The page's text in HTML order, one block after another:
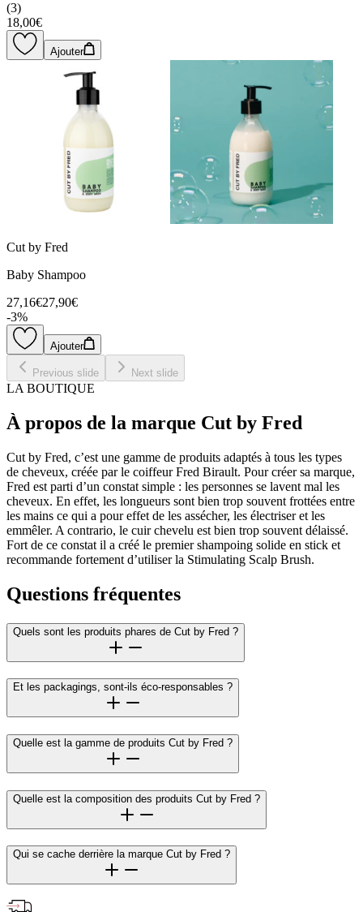
(3)
18,00€
Ajouter
Cut by Fred
Baby Shampoo
27,16€27,90€
-3%
Ajouter
Previous slide Next slide
LA BOUTIQUE
À propos de la marque Cut by Fred
Cut by Fred, c’est une gamme de produits adaptés à tous les types
de cheveux, créée par le coiffeur Fred Birault. Pour créer sa marque,
Fred est parti d’un constat simple : les personnes se lavent mal les
cheveux. En effet, les longueurs sont bien trop souvent frottées entre
les mains ce qui a pour effet de les assécher, les électriser et les
emmêler. A contrario, le cuir chevelu est bien trop souvent délaissé.
Fort de ce constat il a créé le premier shampoing solide en stick et
recommande fortement d’utiliser la Stimulating Scalp Brush.
Questions fréquentes
Quels sont les produits phares de Cut by Fred ?
Et les packagings, sont-ils éco-responsables ?
Quelle est la gamme de produits Cut by Fred ?
Quelle est la composition des produits Cut by Fred ?
Qui se cache derrière la marque Cut by Fred ?